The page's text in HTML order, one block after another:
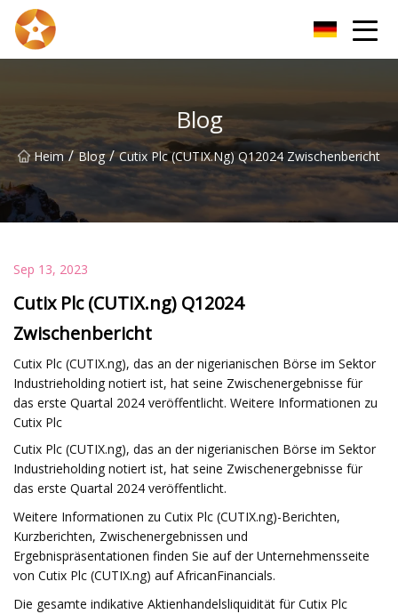
Blog
Heim / Blog / Cutix Plc (CUTIX.ng) Q12024 Zwischenbericht
Sep 13, 2023
Cutix Plc (CUTIX.ng) Q12024
Zwischenbericht
Cutix Plc (CUTIX.ng), das an der nigerianischen Börse im Sektor
Industrieholding notiert ist, hat seine Zwischenergebnisse für
das erste Quartal 2024 veröffentlicht. Weitere Informationen zu
Cutix Plc
Cutix Plc (CUTIX.ng), das an der nigerianischen Börse im Sektor
Industrieholding notiert ist, hat seine Zwischenergebnisse für
das erste Quartal 2024 veröffentlicht.
Weitere Informationen zu Cutix Plc (CUTIX.ng)-Berichten,
Kurzberichten, Zwischenergebnissen und
Ergebnispräsentationen finden Sie auf der Unternehmensseite
von Cutix Plc (CUTIX.ng) auf AfricanFinancials.
Die gesamte indikative Aktienhandelsliquidität für Cutix Plc